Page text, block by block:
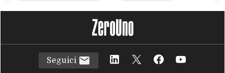
Seguici